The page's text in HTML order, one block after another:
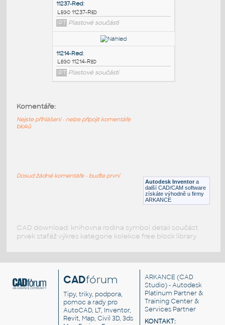
IPT Plastové součásti
18946-Red:
Lego 18946-Red
IPT Plastové součásti
Lego 11237-Red
Lego 11214-Red
Autodesk Inventor a
další CAD/CAM software
získáte výhodně u firmy
ARKANCE
Komentáře:
Nejste přihlášeni - nelze připojit komentáře
bloků
Dosud žádné komentáře - buďte první
CAD download: knihovna rodina symbol detail součást
prvek stafáž výkres kategorie kolekce free block library
CADfórum
Tipy, triky, podpora,
pomoc a rady pro
AutoCAD, LT, Inventor,
Revit, Map, Civil 3D, 3ds
ARKANCE (CAD
Studio) - Autodesk
Platinum Partner &
Training Center &
Services Partner
KONTAKT: